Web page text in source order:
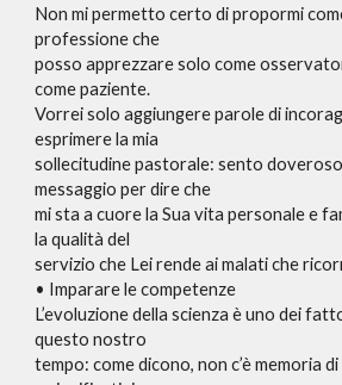
Non mi permetto certo di propormi
professione che
posso apprezzare solo come
come paziente.
Vorrei solo aggiungere parole di
esprimere la mia
sollecitudine pastorale: sento
messaggio per dire che
mi sta a cuore la Sua vita personale e
la qualità del
servizio che Lei rende ai malati che
• Imparare le competenze
L’evoluzione della scienza è uno dei
questo nostro
tempo: come dicono, non c’è memoria